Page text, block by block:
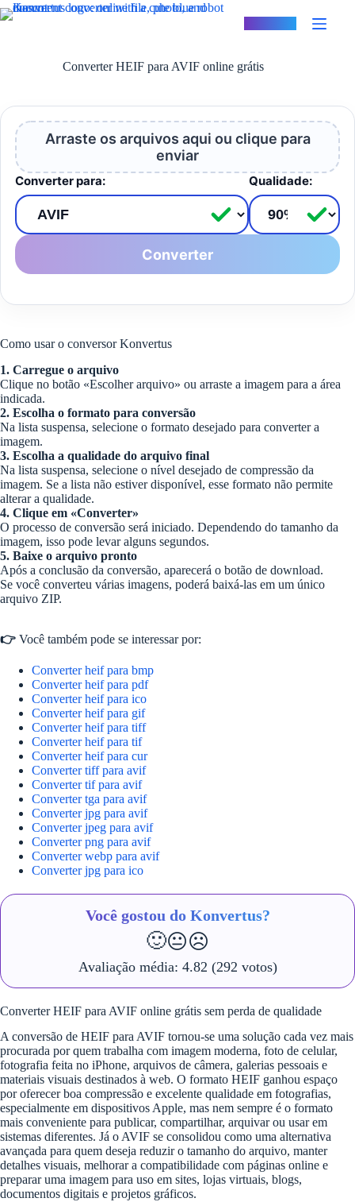
Pular
para
Converter HEIF para AVIF online grátis
Arraste os arquivos aqui ou clique para
enviar
Converter para: Qualidade:
Converter
Como usar o conversor Konvertus
1. Carregue o arquivo
Clique no botão «Escolher arquivo» ou arraste a imagem para a área
indicada.
2. Escolha o formato para conversão
Na lista suspensa, selecione o formato desejado para converter a
imagem.
3. Escolha a qualidade do arquivo final
Na lista suspensa, selecione o nível desejado de compressão da
imagem. Se a lista não estiver disponível, esse formato não permite
alterar a qualidade.
4. Clique em «Converter»
O processo de conversão será iniciado. Dependendo do tamanho da
imagem, isso pode levar alguns segundos.
5. Baixe o arquivo pronto
Após a conclusão da conversão, aparecerá o botão de download.
Se você converteu várias imagens, poderá baixá-las em um único
arquivo ZIP.
👉 Você também pode se interessar por:
Converter heif para bmp
Converter heif para pdf
Converter heif para ico
Converter heif para gif
Converter heif para tiff
Converter heif para tif
Converter heif para cur
Converter tiff para avif
Converter tif para avif
Converter tga para avif
Converter jpg para avif
Converter jpeg para avif
Converter png para avif
Converter webp para avif
Converter jpg para ico
Você gostou do Konvertus?
🙂😐☹️
Avaliação média: 4.82 (292 votos)
Converter HEIF para AVIF online grátis sem perda de qualidade
A conversão de HEIF para AVIF tornou-se uma solução cada vez mais
procurada por quem trabalha com imagem moderna, foto de celular,
fotografia feita no iPhone, arquivos de câmera, galerias pessoais e
materiais visuais destinados à web. O formato HEIF ganhou espaço
por oferecer boa compressão e excelente qualidade em fotografias,
especialmente em dispositivos Apple, mas nem sempre é o formato
mais conveniente para publicar, compartilhar, arquivar ou usar em
sistemas diferentes. Já o AVIF se consolidou como uma alternativa
avançada para quem deseja reduzir o tamanho do arquivo, manter
detalhes visuais, melhorar a compatibilidade com páginas online e
preparar uma imagem para uso em sites, lojas virtuais, blogs,
documentos digitais e projetos gráficos.